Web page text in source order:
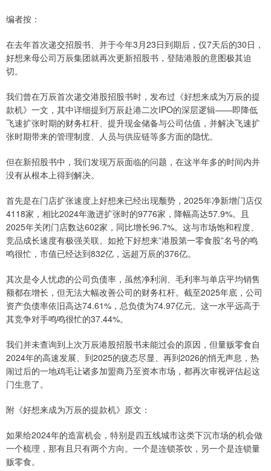
编者按：
在去年首次递交招股书、并于今年3月23日到期后，仅7天后的30日，
好想来母公司万辰集团就再次更新招股书，登陆港股的意图极其迫
切。
我们曾在万辰首次递交港股招股书时，发布过《好想来成为万辰的提
款机》一文，其中详细提到万辰赴港二次IPO的深层逻辑——即降低
飞速扩张时期的财务杠杆、提升现金储备与公司估值，并解决飞速扩
张时期带来的管理制度、人员与供应链等多方面的隐忧。
但在新招股书中，我们发现万辰面临的问题，在这半年多的时间内并
没有从根本上得到解决。
首先是在门店扩张速度上好想来已经出现颓势，2025年净新增门店仅
4118家，相比2024年激进扩张时的9776家，降幅高达57.9%。且
2025年关闭门店数达602家，同比增长96.7%。这与市场饱和程度、
竞品成长速度有极强关联。如抢下好想来”港股第一零食股”名号的鸣
鸣很忙，市值已经达到832亿，远超万辰的376亿。
其次是令人忧虑的公司负债率，虽然净利润、毛利率与单店平均销售
额都在增长，但无法大幅改善公司的财务杠杆。截至2025年底，公司
资产负债率依旧高达74.61%，总负债为74.97亿元。这一水平远高于
其竞争对手鸣鸣很忙的37.44%。
我们并未查询到上次万辰港股招股书未能过会的原因，但量贩零食自
2024年的高速发展、到2025的疲态尽显、再到2026的悄无声息，热
闹过后的一地鸡毛让诸多加盟商乃至资本市场，都再次审视评估起这
门生意了。
附《好想来成为万辰的提款机》原文：
如果给2024年的造富机会，特别是四五线城市这类下沉市场的机会做
一个梳理，那有且只有两个方向。一个是连锁茶饮，另一个是连锁量
贩零食。